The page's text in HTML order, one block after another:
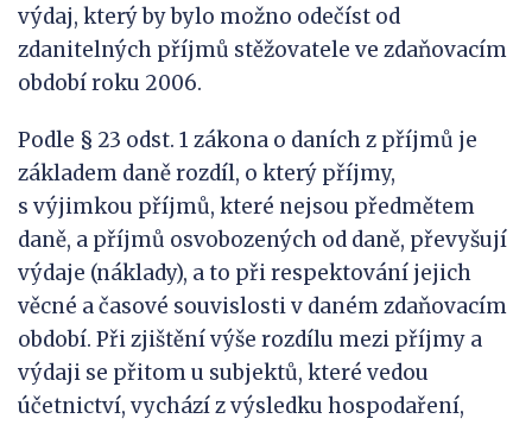
výdaj, který by bylo možno odečíst od
zdanitelných příjmů stěžovatele ve zdaňovacím
období roku 2006.
Podle § 23 odst. 1 zákona o daních z příjmů je
základem daně rozdíl, o který příjmy,
s výjimkou příjmů, které nejsou předmětem
daně, a příjmů osvobozených od daně, převyšují
výdaje (náklady), a to při respektování jejich
věcné a časové souvislosti v daném zdaňovacím
období. Při zjištění výše rozdílu mezi příjmy a
výdaji se přitom u subjektů, které vedou
účetnictví, vychází z výsledku hospodaření,